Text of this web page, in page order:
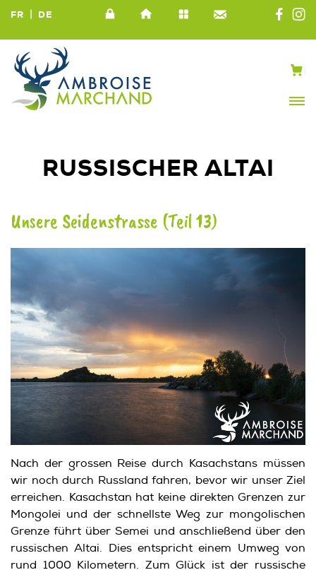
FR | DE
RUSSISCHER ALTAI
Unsere Seidenstrasse (Teil 13)
Nach der grossen Reise durch Kasachstans müssen
wir noch durch Russland fahren, bevor wir unser Ziel
erreichen. Kasachstan hat keine direkten Grenzen zur
Mongolei und der schnellste Weg zur mongolischen
Grenze führt über Semei und anschließend über den
russischen Altai. Dies entspricht einem Umweg von
rund 1000 Kilometern. Zum Glück ist der russische